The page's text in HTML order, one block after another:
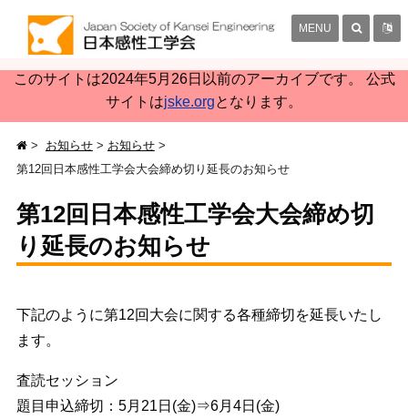
このサイトは2024年5月26日以前のアーカイブです。 公式
サイトはjske.orgとなります。
MENU
お知らせ
お知らせ
第12回日本感性工学会大会締め切り延長のお知らせ
第12回日本感性工学会大会締め切
り延長のお知らせ
下記のように第12回大会に関する各種締切を延長いたし
ます。
査読セッション
題目申込締切：5月21日(金)⇒6月4日(金)